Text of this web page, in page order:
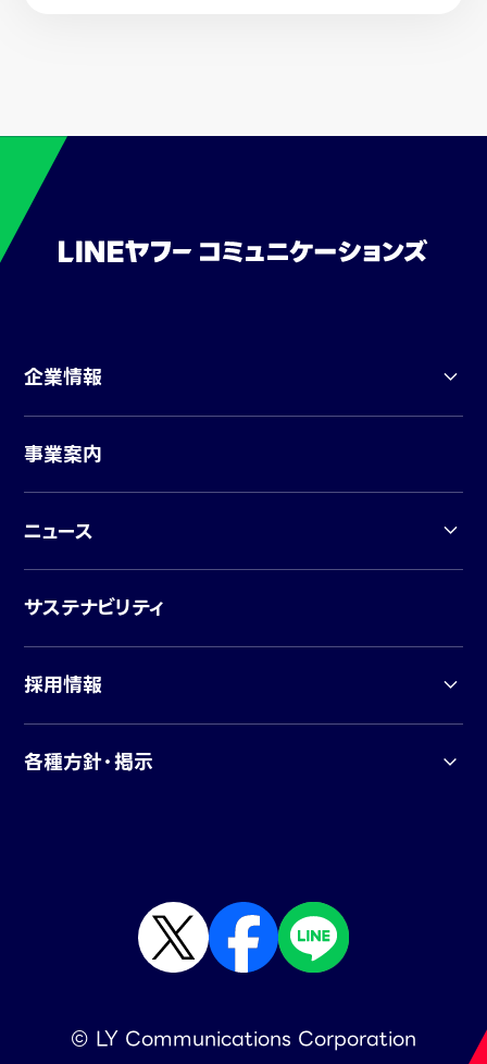
企業情報
事業案内
ニュース
サステナビリティ
採用情報
各種方針・掲示
© LY Communications Corporation